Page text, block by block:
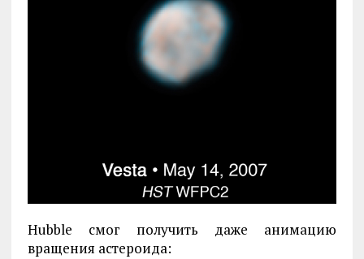
Hubble смог получить даже анимацию
вращения астероида: